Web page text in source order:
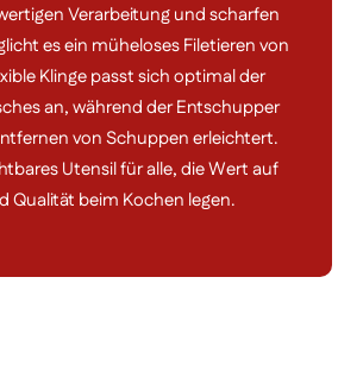
Verarbeitung und scharfen
es ein müheloses Filetieren von
Klinge passt sich optimal der
an, während der Entschupper
von Schuppen erleichtert.
Utensil für alle, die Wert auf
Qualität beim Kochen legen.